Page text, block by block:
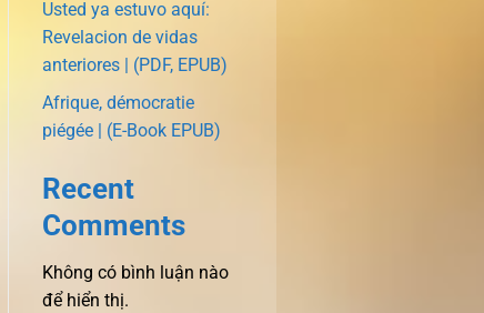
Usted ya estuvo aquí:
Revelacion de vidas
anteriores | (PDF, EPUB)
Afrique, démocratie
piégée | (E-Book EPUB)
Recent
Comments
Không có bình luận nào
để hiển thị.